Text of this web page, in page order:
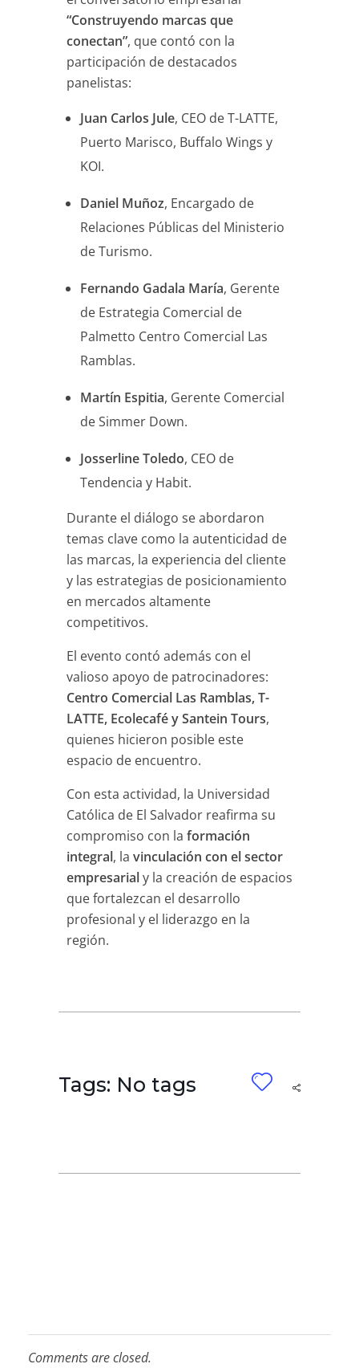
“Construyendo marcas que
conectan”, que contó con la
participación de destacados
panelistas:
Juan Carlos Jule, CEO de T-LATTE,
Puerto Marisco, Buffalo Wings y
KOI.
Daniel Muñoz, Encargado de
Relaciones Públicas del Ministerio
de Turismo.
Fernando Gadala María, Gerente
de Estrategia Comercial de
Palmetto Centro Comercial Las
Ramblas.
Martín Espitia, Gerente Comercial
de Simmer Down.
Josserline Toledo, CEO de
Tendencia y Habit.
Durante el diálogo se abordaron
temas clave como la autenticidad de
las marcas, la experiencia del cliente
y las estrategias de posicionamiento
en mercados altamente
competitivos.
El evento contó además con el
valioso apoyo de patrocinadores:
Centro Comercial Las Ramblas, T-
LATTE, Ecolecafé y Santein Tours,
quienes hicieron posible este
espacio de encuentro.
Con esta actividad, la Universidad
Católica de El Salvador reafirma su
compromiso con la formación
integral, la vinculación con el sector
empresarialy la creación de espacios
que fortalezcan el desarrollo
profesional y el liderazgo en la
región.
Tags: No tags
Comments are closed.